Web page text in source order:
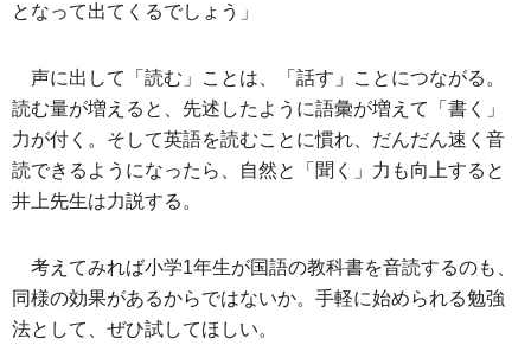
となって出てくるでしょう」
声に出して「読む」ことは、「話す」ことにつながる。
読む量が増えると、先述したように語彙が増えて「書く」
力が付く。そして英語を読むことに慣れ、だんだん速く音
読できるようになったら、自然と「聞く」力も向上すると
井上先生は力説する。
考えてみれば小学1年生が国語の教科書を音読するのも、
同様の効果があるからではないか。手軽に始められる勉強
法として、ぜひ試してほしい。